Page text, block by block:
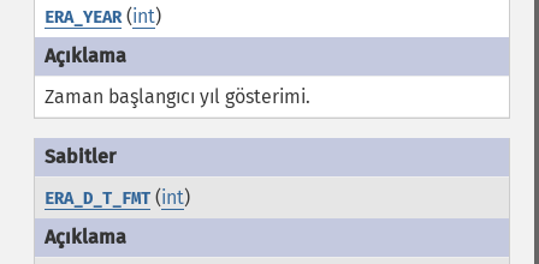
ERA_YEAR(int)
Zaman başlangıcı yıl gösterimi.
ERA_D_T_FMT(int)